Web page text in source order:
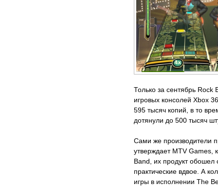
Только за сентябрь
игровых консолей Xbox
595 тысяч копий, в то
дотянули до 500 тысяч
Сами же производители
утверждает MTV Games,
Band, их продукт обошел
практические вдвое. А
игры в исполнении The